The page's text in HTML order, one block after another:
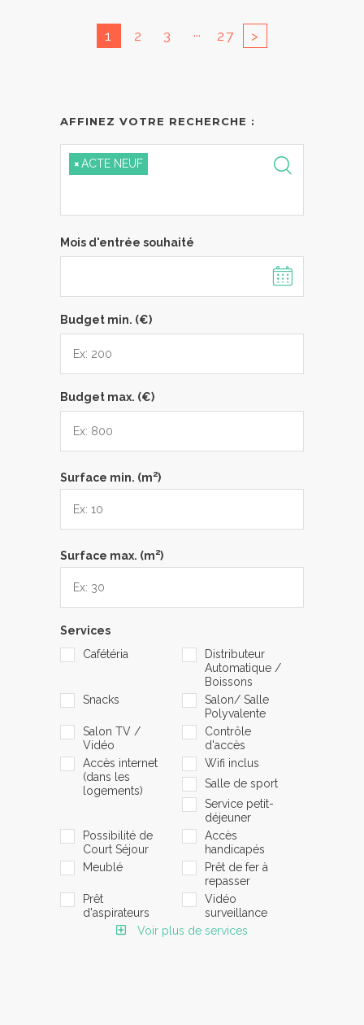
1 2 3 ... 27 >
AFFINEZ VOTRE RECHERCHE :
×ACTE NEUF
Mois d'entrée souhaité
Budget min. (€)
Budget max. (€)
Surface min. (m2)
Surface max. (m2)
Services
Cafétéria
Distributeur
Automatique /
Boissons
Snacks
Salon/ Salle
Polyvalente
Salon TV /
Vidéo
Contrôle
d'accès
Accès internet
(dans les
logements)
Wifi inclus
Salle de sport
Service petit-
déjeuner
Possibilité de
Court Séjour
Accès
handicapés
Meublé
Prêt de fer à
repasser
Prêt
d'aspirateurs
Vidéo
surveillance
Voir plus de services